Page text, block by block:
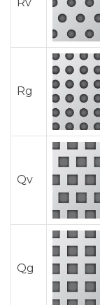
Rg
Qv
Qg